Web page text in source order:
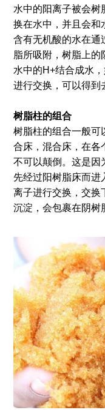
水中的阳离子被会树
换在水中，并且会和
含有无机酸的水在通
脂所吸附，树脂上
水中的H+结合成水
进行交换，可以得到
树脂柱的组合
树脂柱的组合一般可
合床，混合床，在各
不可以颠倒。这是因
先经过阳树脂床而进
离子进行交换，交换
沉淀，会包裹在阴树